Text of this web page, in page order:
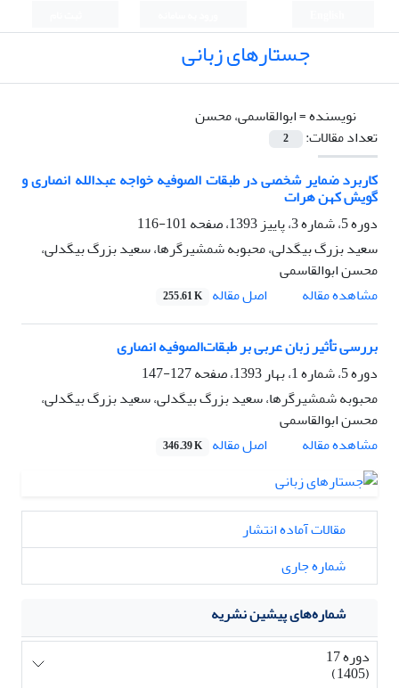
جستارهای زبانی
نویسنده =ابوالقاسمی، محسن
تعداد مقالات:
2
کاربرد ضمایر شخصی در طبقات‏ الصوفیه خواجه ‏عبدالله‏ انصاری و
گویش کهن هرات
دوره 5، شماره 3، پاییز 1393، صفحه
101-116
سعید بزرگ بیگدلی، محبوبه شمشیرگرها، سعید بزرگ بیگدلی،
محسن ابوالقاسمی
مشاهده مقاله
اصل مقاله 255.61 K
بررسی تأثیر زبان عربی بر طبقات‌الصوفیه انصاری
دوره 5، شماره 1، بهار 1393، صفحه
127-147
محبوبه شمشیرگرها، سعید بزرگ بیگدلی، سعید بزرگ بیگدلی،
محسن ابوالقاسمی
مشاهده مقاله
اصل مقاله 346.39 K
مقالات آماده انتشار
شماره جاری
شماره‌های پیشین نشریه
دوره 17
(1405)